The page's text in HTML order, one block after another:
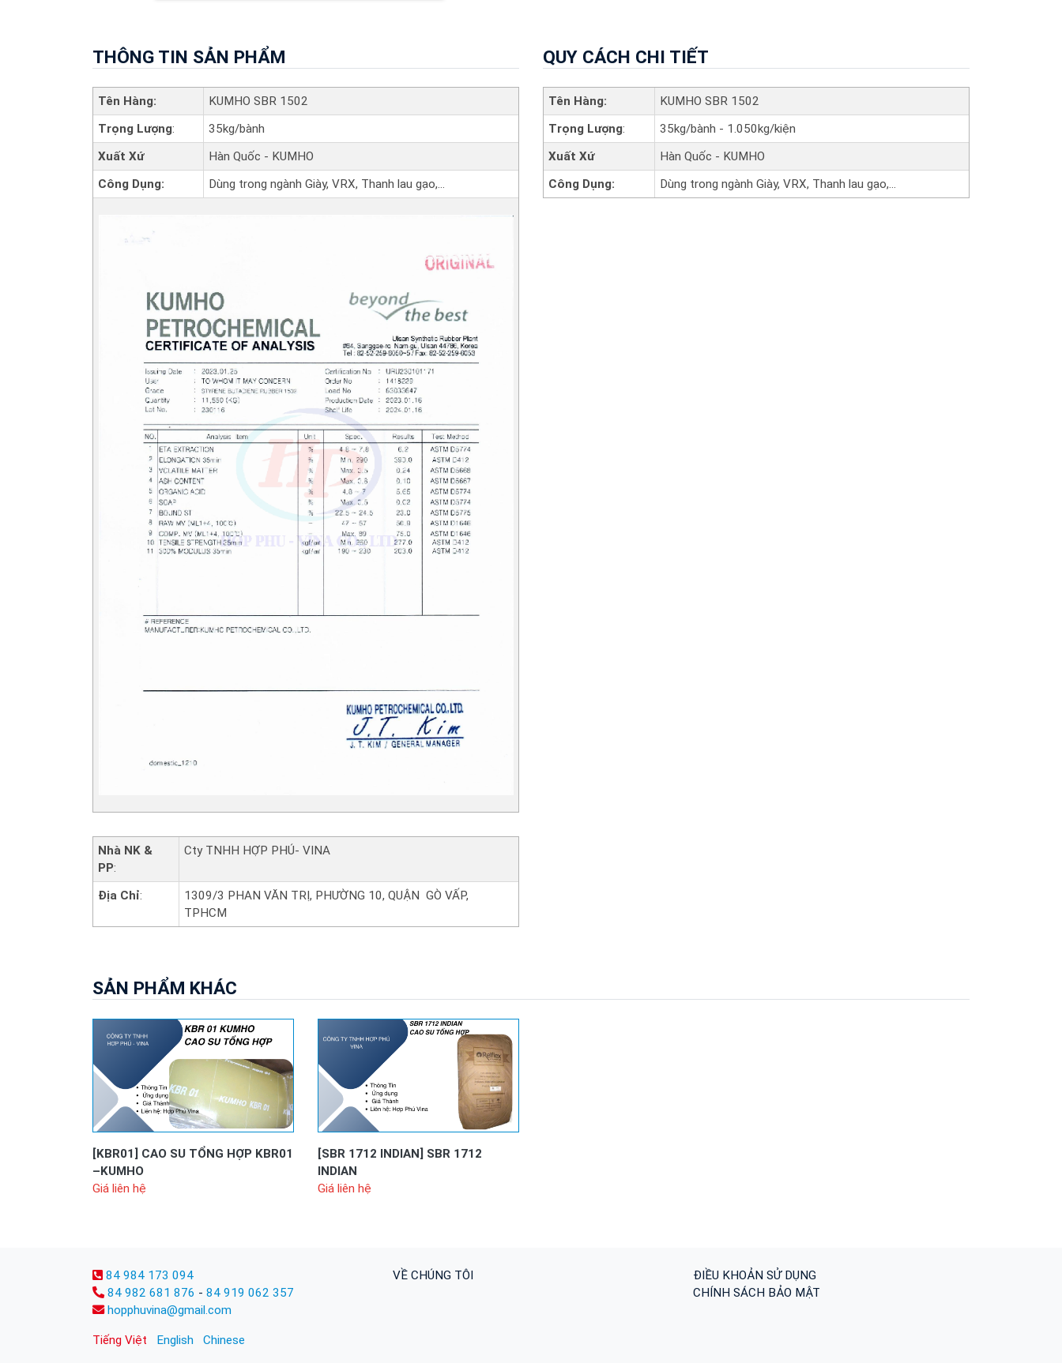
THÔNG TIN SẢN PHẨM
Tên Hàng:
KUMHO SBR 1502
Trọng Lượng:
35kg/bành
Xuất Xứ
Hàn Quốc - KUMHO
Công Dụng:
Dùng trong ngành Giày, VRX, Thanh lau gạo,…
Nhà NK &
PP:
Cty TNHH HỢP PHÚ- VINA
Địa Chỉ:
1309/3 PHAN VĂN TRỊ, PHƯỜNG 10, QUẬN GÒ VẤP,
TPHCM
QUY CÁCH CHI TIẾT
Tên Hàng:
KUMHO SBR 1502
Trọng Lượng:
35kg/bành - 1.050kg/kiện
Xuất Xứ
Hàn Quốc - KUMHO
Công Dụng:
Dùng trong ngành Giày, VRX, Thanh lau gạo,…
SẢN PHẨM KHÁC
[KBR01] CAO SU TỔNG HỢP KBR01
–KUMHO
Giá liên hệ
[SBR 1712 INDIAN] SBR 1712
INDIAN
Giá liên hệ
84 984 173 094
84 982 681 876 - 84 919 062 357
hopphuvina@gmail.com
Tiếng Việt English Chinese
VỀ CHÚNG TÔI
ĐIỀU KHOẢN SỬ DỤNG
CHÍNH SÁCH BẢO MẬT